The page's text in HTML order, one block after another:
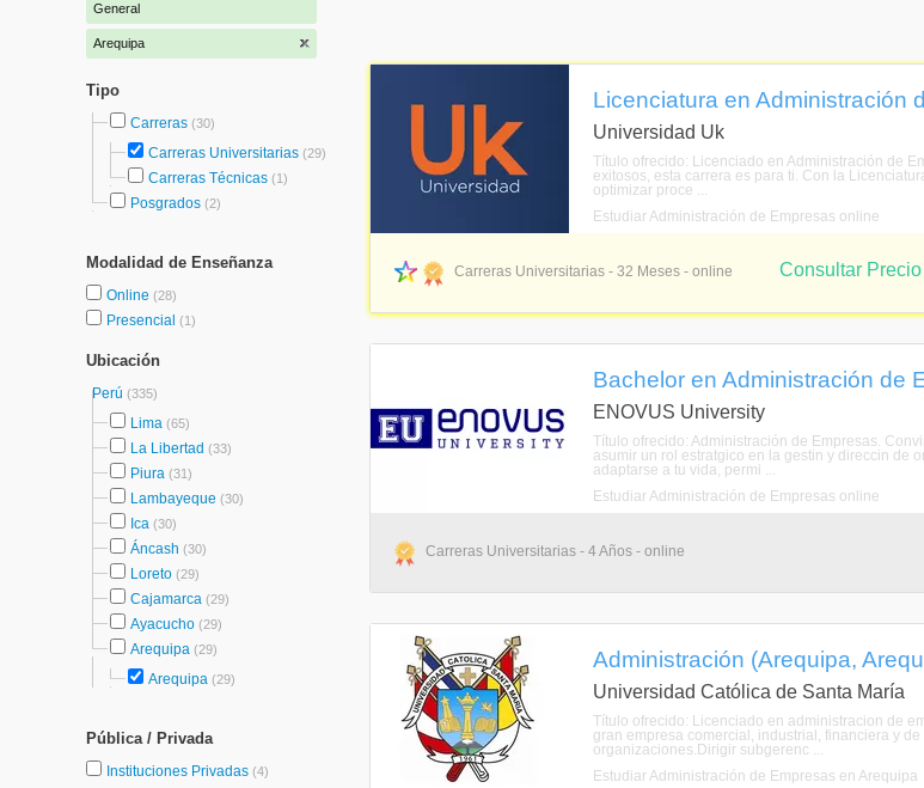
General
Arequipa
Tipo
Carreras (30)
Carreras Universitarias (29)
Carreras Técnicas (1)
Posgrados (2)
Modalidad de Enseñanza
Online (28)
Presencial (1)
Ubicación
Perú (335)
Lima (65)
La Libertad (33)
Piura (31)
Lambayeque (30)
Ica (30)
Áncash (30)
Loreto (29)
Cajamarca (29)
Ayacucho (29)
Arequipa (29)
Arequipa (29)
Pública / Privada
Instituciones Privadas (4)
Licenciatura en Administración
Universidad Uk
Título ofrecido: Licenciado en Administración de
exitosos, esta carrera es para ti. Con la
optimizar proce ...
Estudiar Administración de Empresas online
Carreras Universitarias - 32 Meses - online Consultar Precio
Bachelor en Administración de
ENOVUS University
Título ofrecido: Administración de Empresas.
asumir un rol estratgico en la gestin y direccin de
adaptarse a tu vida, permi ...
Estudiar Administración de Empresas online
Carreras Universitarias - 4 Años - online
Administración (Arequipa,
Universidad Católica de Santa María
Título ofrecido: Licenciado en administracion de
gran empresa comercial, industrial, financiera y
organizaciones.Dirigir subgerenc ...
Estudiar Administración de Empresas en Arequipa